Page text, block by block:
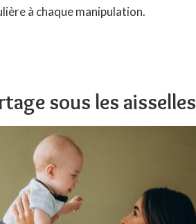
à chaque manipulation.
sous les aisselles